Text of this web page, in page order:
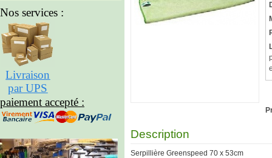
Nos services :
Livraison
par UPS
paiement accepté :
Description
Serpillière Greenspeed 70 x 53cm